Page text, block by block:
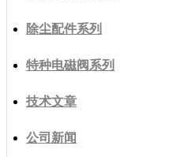
除尘配件系列
特种电磁阀系列
技术文章
公司新闻